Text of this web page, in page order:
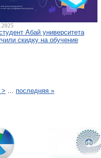
Абай университета
скидку на обучение
... последняя »